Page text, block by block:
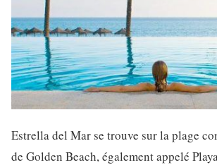
Estrella del Mar se trouve sur la plage
de Golden Beach, également appelé